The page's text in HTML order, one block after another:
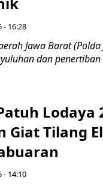
- 16:28
Jawa Barat
dan
Lodaya
Giat Tilang
- 14:10